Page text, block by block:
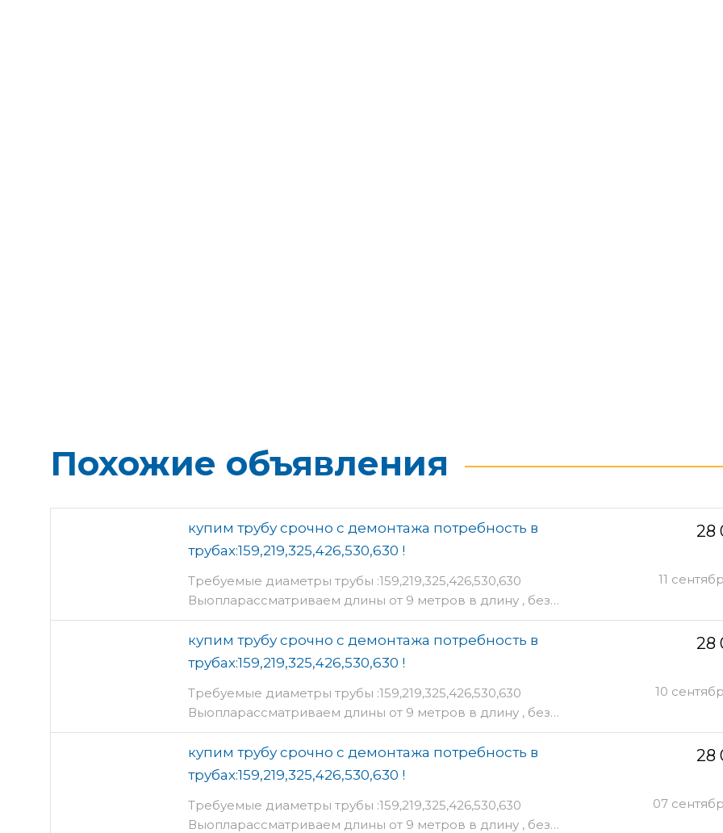
Похожие объявления
купим трубу срочно с демонтажа потребность в
трубах:159,219,325,426,530,630 !
28
Требуемые диаметры трубы :159,219,325,426,530,630
Выопларассматриваем длины от 9 метров в длину , без…
11
купим трубу срочно с демонтажа потребность в
трубах:159,219,325,426,530,630 !
28
Требуемые диаметры трубы :159,219,325,426,530,630
Выопларассматриваем длины от 9 метров в длину , без…
10
купим трубу срочно с демонтажа потребность в
трубах:159,219,325,426,530,630 !
28
Требуемые диаметры трубы :159,219,325,426,530,630
Выопларассматриваем длины от 9 метров в длину , без…
07